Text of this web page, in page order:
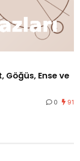
Göğüs, Ense ve
0 91